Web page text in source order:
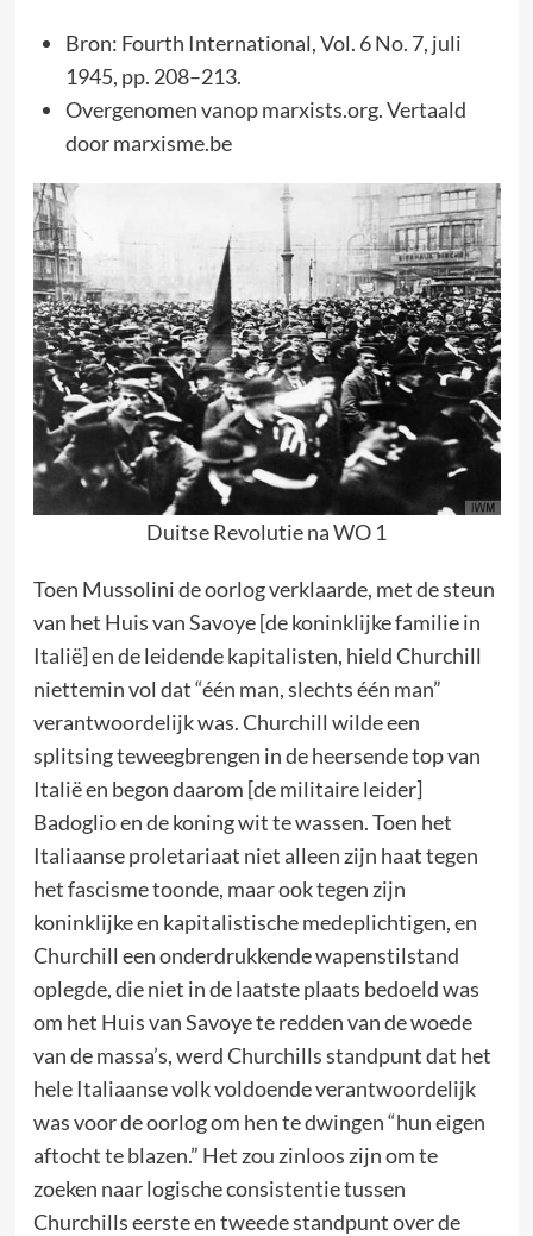
Bron: Fourth International, Vol. 6 No. 7, juli
1945, pp. 208–213.
Overgenomen vanop marxists.org. Vertaald
door marxisme.be
Duitse Revolutie na WO 1
Toen Mussolini de oorlog verklaarde, met de steun
van het Huis van Savoye [de koninklijke familie in
Italië] en de leidende kapitalisten, hield Churchill
niettemin vol dat “één man, slechts één man”
verantwoordelijk was. Churchill wilde een
splitsing teweegbrengen in de heersende top van
Italië en begon daarom [de militaire leider]
Badoglio en de koning wit te wassen. Toen het
Italiaanse proletariaat niet alleen zijn haat tegen
het fascisme toonde, maar ook tegen zijn
koninklijke en kapitalistische medeplichtigen, en
Churchill een onderdrukkende wapenstilstand
oplegde, die niet in de laatste plaats bedoeld was
om het Huis van Savoye te redden van de woede
van de massa’s, werd Churchills standpunt dat het
hele Italiaanse volk voldoende verantwoordelijk
was voor de oorlog om hen te dwingen “hun eigen
aftocht te blazen.” Het zou zinloos zijn om te
zoeken naar logische consistentie tussen
Churchills eerste en tweede standpunt over de